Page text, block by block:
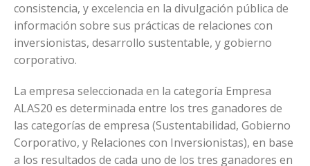
consistencia, y excelencia en la divulgación pública de
información sobre sus prácticas de relaciones con
inversionistas, desarrollo sustentable, y gobierno
corporativo.
La empresa seleccionada en la categoría Empresa
ALAS20 es determinada entre los tres ganadores de
las categorías de empresa (Sustentabilidad, Gobierno
Corporativo, y Relaciones con Inversionistas), en base
a los resultados de cada uno de los tres ganadores en